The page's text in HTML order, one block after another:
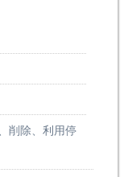
削除、利用停